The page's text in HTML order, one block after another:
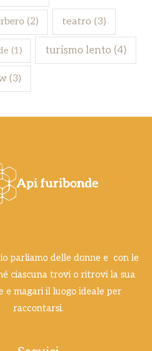
(2) teatro (3)
(1) turismo lento (4)
(3)
parliamo delle donne e con le
ciascuna trovi o ritrovi la sua
e magari il luogo ideale per
raccontarsi.